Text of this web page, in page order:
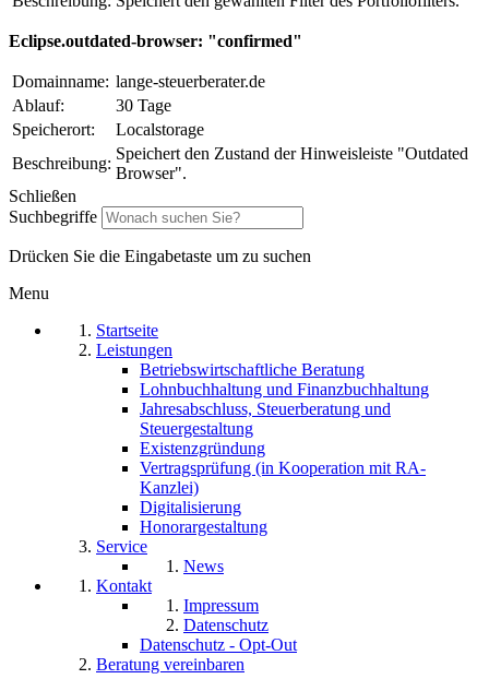
Eclipse.outdated-browser: "confirmed"
Domainname: lange-steuerberater.de
Ablauf:
30 Tage
Speicherort:
Localstorage
Beschreibung:
Speichert den Zustand der Hinweisleiste "Outdated
Browser".
Schließen
Suchbegriffe
Drücken Sie die Eingabetaste um zu suchen
Menu
Startseite
Leistungen
Betriebswirtschaftliche Beratung
Lohnbuchhaltung und Finanzbuchhaltung
Jahresabschluss, Steuerberatung und
Steuergestaltung
Existenzgründung
Vertragsprüfung (in Kooperation mit RA-
Kanzlei)
Digitalisierung
Honorargestaltung
Service
News
Kontakt
Impressum
Datenschutz
Datenschutz - Opt-Out
Beratung vereinbaren